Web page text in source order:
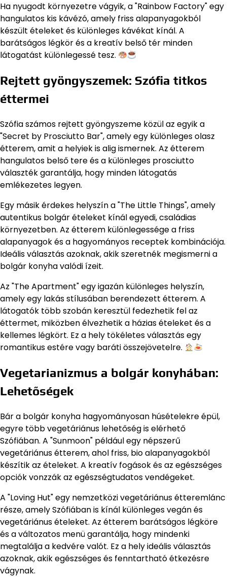
Ha nyugodt környezetre vágyik, a "Rainbow Factory" egy
hangulatos kis kávézó, amely friss alapanyagokból
készült ételeket és különleges kávékat kínál. A
barátságos légkör és a kreatív belső tér minden
látogatást különlegessé tesz.
Rejtett gyöngyszemek: Szófia titkos
éttermei
Szófia számos rejtett gyöngyszeme közül az egyik a
"Secret by Prosciutto Bar", amely egy különleges olasz
étterem, amit a helyiek is alig ismernek. Az étterem
hangulatos belső tere és a különleges prosciutto
választék garantálja, hogy minden látogatás
emlékezetes legyen.
Egy másik érdekes helyszín a "The Little Things", amely
autentikus bolgár ételeket kínál egyedi, családias
környezetben. Az étterem különlegessége a friss
alapanyagok és a hagyományos receptek kombinációja.
Ideális választás azoknak, akik szeretnék megismerni a
bolgár konyha valódi ízeit.
Az "The Apartment" egy igazán különleges helyszín,
amely egy lakás stílusában berendezett étterem. A
látogatók több szobán keresztül fedezhetik fel az
éttermet, miközben élvezhetik a házias ételeket és a
kellemes légkört. Ez a hely tökéletes választás egy
romantikus estére vagy baráti összejövetelre.
Vegetarianizmus a bolgár konyhában:
Lehetőségek
Bár a bolgár konyha hagyományosan húsételekre épül,
egyre több vegetáriánus lehetőség is elérhető
Szófiában. A "Sunmoon" például egy népszerű
vegetáriánus étterem, ahol friss, bio alapanyagokból
készítik az ételeket. A kreatív fogások és az egészséges
opciók vonzzák az egészségtudatos vendégeket.
A "Loving Hut" egy nemzetközi vegetáriánus étteremlánc
része, amely Szófiában is kínál különleges vegán és
vegetáriánus ételeket. Az étterem barátságos légköre
és a változatos menü garantálja, hogy mindenki
megtalálja a kedvére valót. Ez a hely ideális választás
azoknak, akik egészséges és fenntartható étkezésre
vágynak.